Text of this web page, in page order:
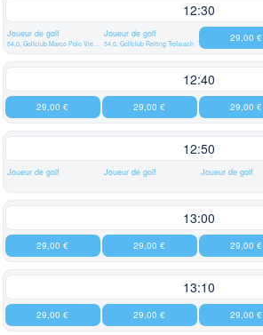
12:30
Joueur de golf
54,0, Golfclub Marco Polo Vienna
Joueur de golf
54,0, Golfclub Reiting Trofaiach 29,00 €
12:40
29,00 € 29,00 € 29,00 €
12:50
Joueur de golf Joueur de golf Joueur de golf
13:00
29,00 € 29,00 € 29,00 €
13:10
29,00 € 29,00 € 29,00 €